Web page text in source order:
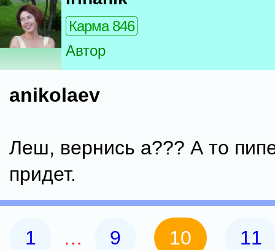
Карма 846
Автор
anikolaev
Леш, вернись а??? А то
придет.
1 … 9 10 11